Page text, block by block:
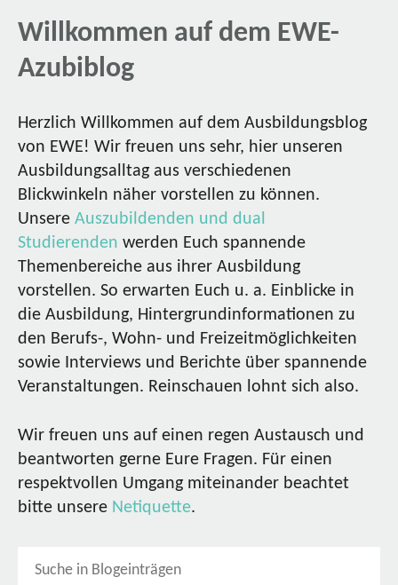
Willkommen auf dem EWE-
Azubiblog
Herzlich Willkommen auf dem Ausbildungsblog
von EWE! Wir freuen uns sehr, hier unseren
Ausbildungsalltag aus verschiedenen
Blickwinkeln näher vorstellen zu können.
Unsere Auszubildenden und dual
Studierenden werden Euch spannende
Themenbereiche aus ihrer Ausbildung
vorstellen. So erwarten Euch u. a. Einblicke in
die Ausbildung, Hintergrundinformationen zu
den Berufs-, Wohn- und Freizeitmöglichkeiten
sowie Interviews und Berichte über spannende
Veranstaltungen. Reinschauen lohnt sich also.
Wir freuen uns auf einen regen Austausch und
beantworten gerne Eure Fragen. Für einen
respektvollen Umgang miteinander beachtet
bitte unsere Netiquette.